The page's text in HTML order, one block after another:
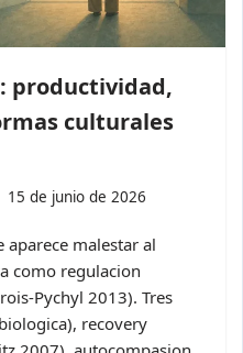
productividad,
culturales
15 de junio de 2026
aparece malestar al
como regulacion
Pychyl 2013). Tres
recovery